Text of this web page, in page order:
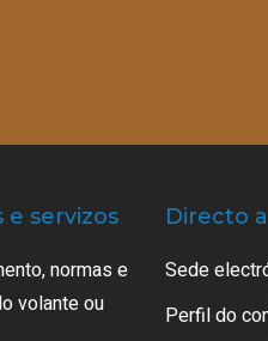
e servizos
normas e
volante ou
Directo a
Sede
Perfil do